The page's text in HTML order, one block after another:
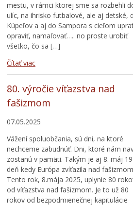
mestu, v rámci ktorej sme sa rozbehli
ulíc, na ihrisko futbalové, ale aj detské,
Kúpeľov a aj do Sampora s cieľom
opraviť, namaľovať….. no proste urobiť
všetko, čo sa […]
Čítať viac
80. výročie víťazstva nad
fašizmom
07.05.2025
Vážení spoluobčania, sú dni, na ktoré
nechceme zabudnúť. Dni, ktoré nám
zostanú v pamäti. Takým je aj 8. máj
deň kedy Európa zvíťazila nad fašizmom
Tento rok, 8.mája 2025, uplynie 80
od víťazstva nad fašizmom. Je to už 80
rokov od bezpodmienečnej kapitulácie